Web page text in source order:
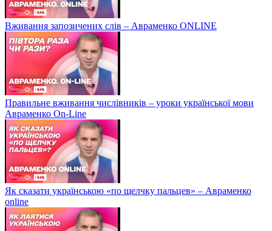
Вживання запозичених слів – Авраменко ONLINE
Правильне вживання числівників – уроки української мови
Авраменко On-Line
Як сказати українською «по щелчку пальцев» – Авраменко
online